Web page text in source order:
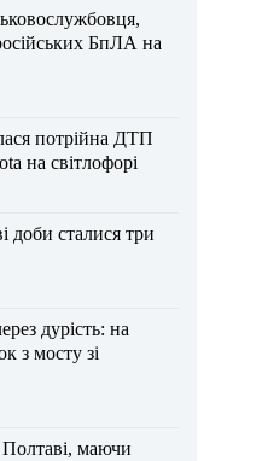
БпЛА на
потрійна ДТП
на світлофорі
доби сталися три
дурість: на
з мосту зі
маючи